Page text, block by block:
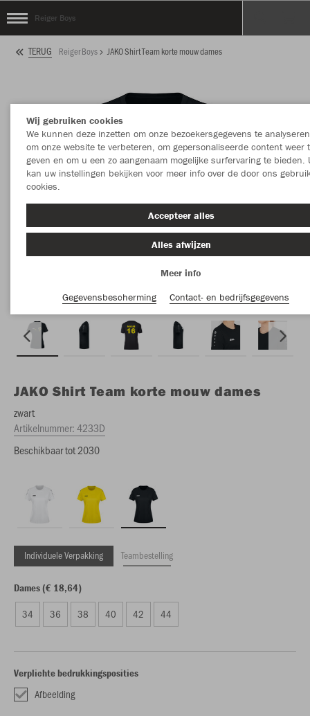
Reiger Boys
TERUG Reiger Boys JAKO Shirt Team korte mouw dames
JAKO Shirt Team korte mouw dames
zwart
Artikelnummer:4233D
Beschikbaar tot 2030
Individuele Verpakking Teambestelling
Dames (€ 18,64)
34 36 38 40 42 44
Verplichte bedrukkingsposities
Afbeelding
Wij gebruiken cookies
We kunnen deze inzetten om onze bezoekersgegevens te
om onze website te verbeteren, om gepersonaliseerde content weer
geven en om u een zo aangenaam mogelijke surfervaring te bieden.
kan uw instellingen bekijken voor meer info over de door ons
cookies.
Accepteer alles
Alles afwijzen
Meer info
Gegevensbescherming
Contact- en bedrijfsgegevens